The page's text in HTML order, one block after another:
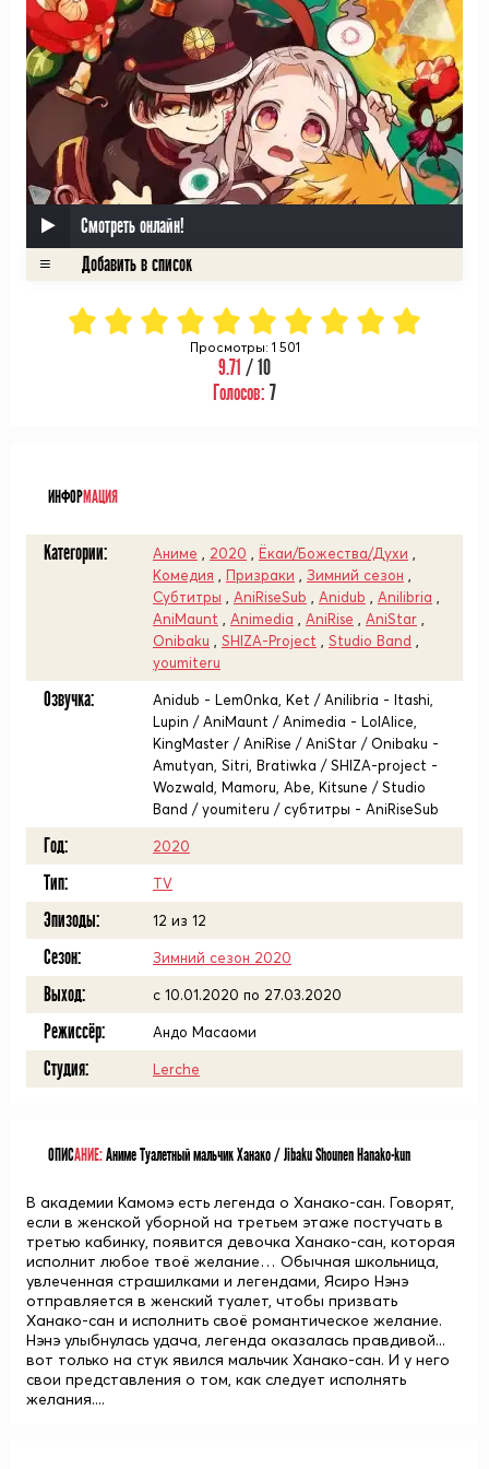
Смотреть онлайн!
Просмотры: 1 501
9.71 / 10
Голосов: 7
ИНФОРМАЦИЯ
Категории: Аниме 2020 Ёкаи/Божества/Духи
Комедия
Призраки Зимний сезон
Субтитры
AniRiseSub Anidub Anilibria
AniMaunt
Animedia AniRise AniStar
Onibaku
SHIZA-Project Studio Band
youmiteru
Озвучка:
Anidub - Lem0nka, Ket / Anilibria - Itashi,
Lupin / AniMaunt / Animedia - LolAlice,
KingMaster / AniRise / AniStar / Onibaku -
Amutyan, Sitri, Bratiwka / SHIZA-project -
Wozwald, Mamoru, Abe, Kitsune / Studio
Band / youmiteru / субтитры - AniRiseSub
Год: 2020
Тип: TV
Эпизоды: 12 из 12
Сезон: Зимний сезон 2020
Выход: c 10.01.2020 по 27.03.2020
Режиссёр: Андо Масаоми
Студия: Lerche
ОПИСАНИЕ:Аниме Туалетный мальчик Ханако / Jibaku Shounen Hanako-kun
В академии Камомэ есть легенда о Ханако-сан. Говорят,
если в женской уборной на третьем этаже постучать в
третью кабинку, появится девочка Ханако-сан, которая
исполнит любое твоё желание… Обычная школьница,
увлеченная страшилками и легендами, Ясиро Нэнэ
отправляется в женский туалет, чтобы призвать
Ханако-сан и исполнить своё романтическое желание.
Нэнэ улыбнулась удача, легенда оказалась правдивой...
вот только на стук явился мальчик Ханако-сан. И у него
свои представления о том, как следует исполнять
желания....